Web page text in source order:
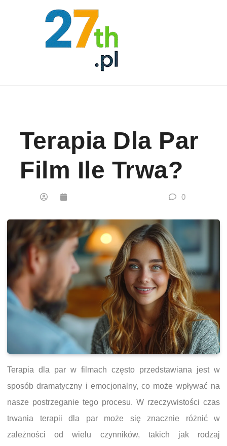
Terapia Dla Par
Film Ile Trwa?
0
Terapia dla par w filmach często przedstawiana jest w
sposób dramatyczny i emocjonalny, co może wpływać na
nasze postrzeganie tego procesu. W rzeczywistości czas
trwania terapii dla par może się znacznie różnić w
zależności od wielu czynników, takich jak rodzaj